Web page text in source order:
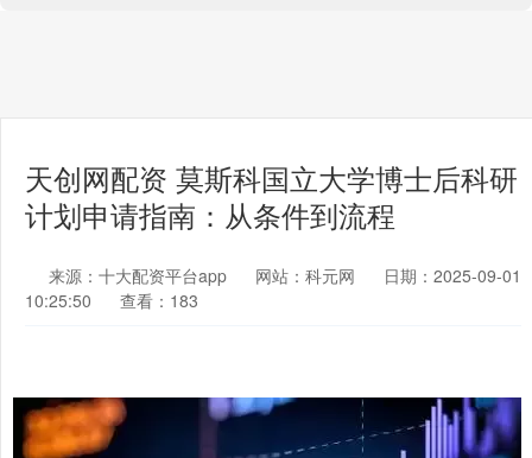
天创网配资 莫斯科国立大学博士后科研
计划申请指南：从条件到流程
来源：十大配资平台app 网站：科元网
日期：2025-09-01
10:25:50
查看：183